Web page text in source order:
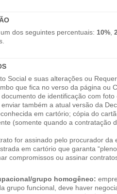
dos seguintes percentuais: 10%,
Social e suas alterações ou
que fica no verso da página ou
de identificação com foto
também a atual versão da
em cartório; cópia do
(somente quando a contratação
for assinado pelo procurador da
em cartório que garanta
compromissos ou assinar
grupo homogêneo:
grupo funcional, deve haver